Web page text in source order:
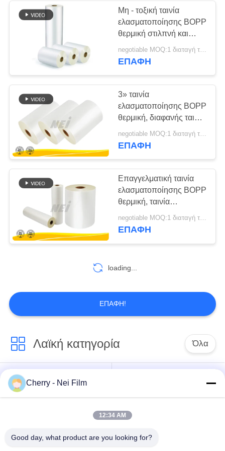
Μεταλλωμένη ταινία
PET
24
Κατασκευασμένη
ταινία
ελασματοποίησης
6
Ταινία γωνιών
12
Θερμική ταινία
ελασματοποίησης
της PET
72
Μη - τοξική ταινία
ελασματοποίησης BOPP
θερμική στιλπνή και
Matte17/18/20/23 μικρό
ΕΠΑΦΉ
3» ταινία
ελασματοποίησης BOPP
θερμική, διαφανής ταινία
ελασματοποίησης για
την εκτύπωση όφσετ
negotiable MOQ:1 διαταγή τόνου/ίχνος διαπραγματεύσιμη
ΕΠΑΦΉ
Επαγγελματική ταινία
ελασματοποίησης BOPP
θερμική, ταινία
ελασματοποίησης της
EVA κόλλας
negotiable MOQ:1 διαταγή τόνου/ίχνος διαπραγματεύσιμη
ΕΠΑΦΉ
loading...
ΕΠΑΦΉ!
Λαϊκή κατηγορία Όλα
bopp θερμική ταινία
ελασματοποίησης
μεταλλινών
Ψηφιακή ταινία
στρώματα
Cherry - Nei Film
12:34 AM
Good day, what product are you looking for?